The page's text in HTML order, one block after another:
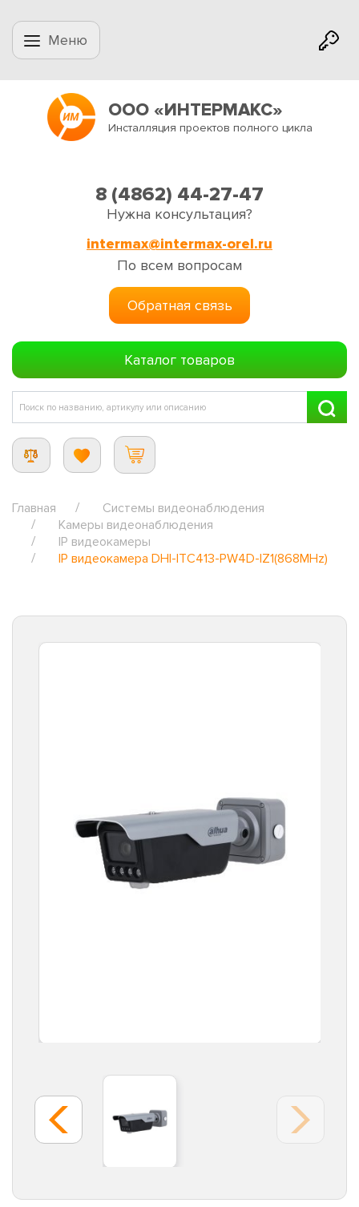
Меню
ООО «ИНТЕРМАКС»
Инсталляция проектов полного цикла
8 (4862) 44-27-47
Нужна консультация?
intermax@intermax-orel.ru
По всем вопросам
Обратная связь
Каталог товаров
Главная
Системы видеонаблюдения
Камеры видеонаблюдения
IP видеокамеры
IP видеокамера DHI-ITC413-PW4D-IZ1(868MHz)